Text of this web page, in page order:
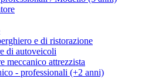
e di ristorazione
di autoveicoli
meccanico attrezzista
- professionali (+2 anni)